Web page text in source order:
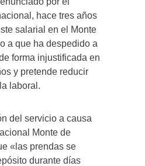
hace tres años
salarial en el Monte
a que ha despedido a
forma injustificada en
y pretende reducir
laboral.
del servicio a causa
Monte de
«las prendas se
durante días